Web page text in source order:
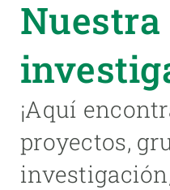
de
Nuestra
¡Aquí
proyectos,
Featured
INTRANET
menu
SOBRE NOSOTROS
INVESTIGACIÓN
CIENCIA EN ACCIÓN